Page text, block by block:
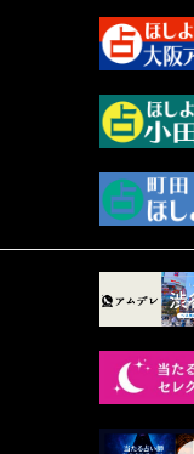
美月マーシャ (211)
芽百マミム (737)
真巳華 - Mamika - (267)
プラタ 真寿 (164)
紅月Luru (4)
ルーカス伽豆海 (1111)
木杉泉風 (116)
桐野有民 (31)
月夜巳キメラ (4)
2023年9月 (37)
2023年8月 (46)
2023年7月 (59)
2023年6月 (73)
2023年5月 (67)
2023年4月 (73)
2023年2月 (99)
2022年12月 (72)
2022年11月 (72)